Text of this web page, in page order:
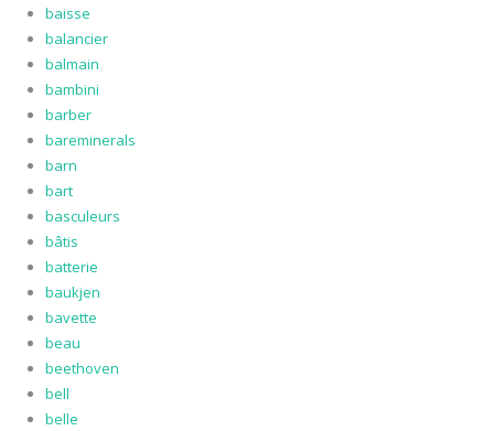
baisse
balancier
balmain
bambini
barber
bareminerals
barn
bart
basculeurs
bâtis
batterie
baukjen
bavette
beau
beethoven
bell
belle